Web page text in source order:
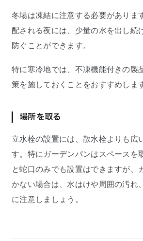
冬場は凍結に注意する必要がありま
配される夜には、少量の水を出し続
防ぐことができます。
特に寒冷地では、不凍機能付きの製
策を施しておくことをおすすめしま
場所を取る
立水栓の設置には、散水栓よりも広
す。特にガーデンパンはスペースを
と蛇口のみでも設置はできますが、
かない場合は、水はけや周囲の汚れ
に注意しましょう。